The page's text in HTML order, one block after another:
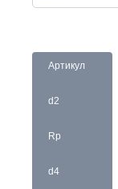
Артикул
d2
Rp
d4